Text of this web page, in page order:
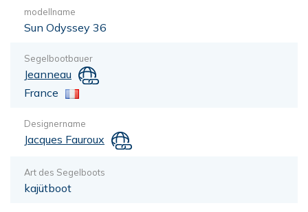
modellname
Sun Odyssey 36
Segelbootbauer
Jeanneau
France
Designername
Jacques Fauroux
Art des Segelboots
kajütboot